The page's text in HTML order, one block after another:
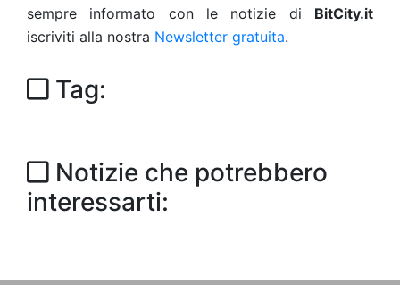
sempre informato con le notizie di BitCity.it
iscriviti alla nostra Newsletter gratuita.
Tag:
Notizie che potrebbero
interessarti: